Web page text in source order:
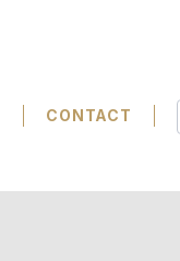
CONTACT